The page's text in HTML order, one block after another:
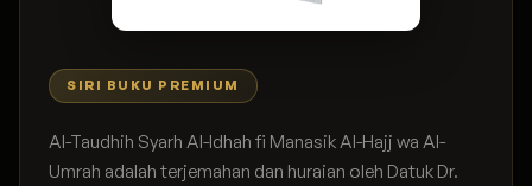
SIRI BUKU PREMIUM
Al-Taudhih Syarh Al-Idhah fi Manasik Al-Hajj wa Al-
Umrah adalah terjemahan dan huraian oleh Datuk Dr.